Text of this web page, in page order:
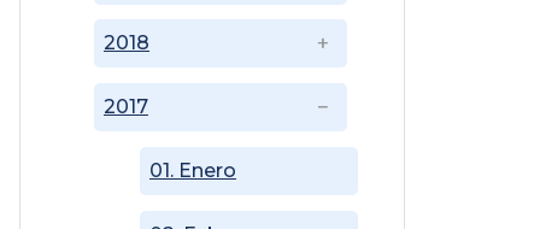
2017
01. Enero
2018